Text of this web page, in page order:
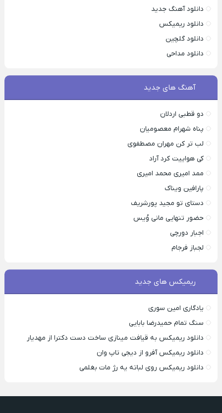
دانلود آهنگ جدید
دانلود ریمیکس
دانلود گلچین
دانلود مداحی
آهنگ های جدید
دو قطبی اردلان
پناه شهرام معصومیان
لب تر کن مهران مصطفوی
کی هواییت کرد آراد
ممد امیری محمد امیری
پارافین ویناک
دستای تو مجید پورشریف
حضور تنهایی مانی وُیس
اجبار دورچی
لجباز فرجام
ریمیکس های جدید
یادگاری امین سوری
سنگ تمام حمیدرضا بابایی
دانلود ریمیکس به قیافت مینازی ساخت دست دکترا از مهدیار
دانلود ریمیکس آفرو از ديجی تاپ وان
دانلود ریمیکس روی لباته یه رژ مات بغلمی